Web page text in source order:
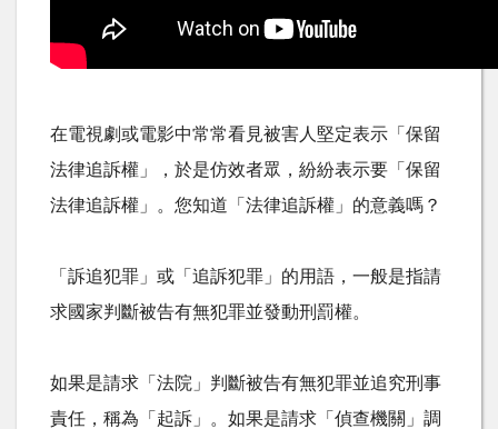
在電視劇或電影中常常看見被害人堅定表示「保留
法律追訴權」，於是仿效者眾，紛紛表示要「保留
法律追訴權」。您知道「法律追訴權」的意義嗎？
「訴追犯罪」或「追訴犯罪」的用語，一般是指請
求國家判斷被告有無犯罪並發動刑罰權。
如果是請求「法院」判斷被告有無犯罪並追究刑事
責任，稱為「起訴」。如果是請求「偵查機關」調